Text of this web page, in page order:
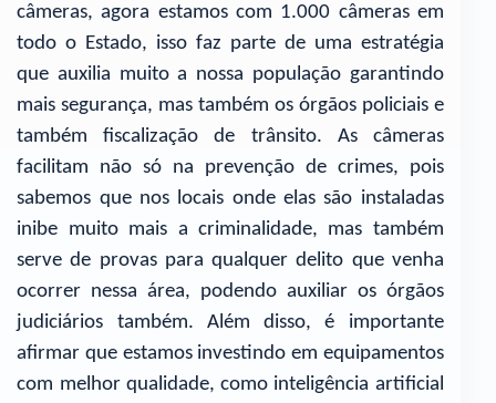
câmeras, agora estamos com 1.000 câmeras em
todo o Estado, isso faz parte de uma estratégia
que auxilia muito a nossa população garantindo
mais segurança, mas também os órgãos policiais e
também fiscalização de trânsito. As câmeras
facilitam não só na prevenção de crimes, pois
sabemos que nos locais onde elas são instaladas
inibe muito mais a criminalidade, mas também
serve de provas para qualquer delito que venha
ocorrer nessa área, podendo auxiliar os órgãos
judiciários também. Além disso, é importante
afirmar que estamos investindo em equipamentos
com melhor qualidade, como inteligência artificial